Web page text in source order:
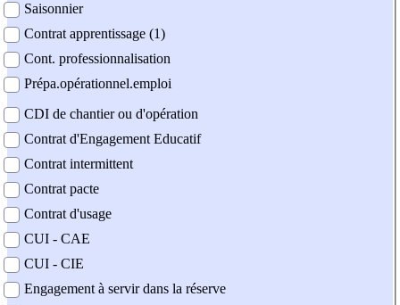
Saisonnier
Contrat apprentissage (1)
Cont. professionnalisation
Prépa.opérationnel.emploi
CDI de chantier ou d'opération
Contrat d'Engagement Educatif
Contrat intermittent
Contrat pacte
Contrat d'usage
CUI - CAE
CUI - CIE
Engagement à servir dans la réserve